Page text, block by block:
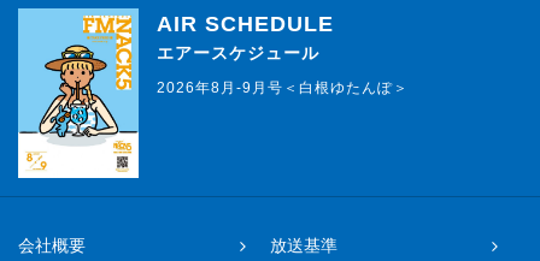
AIR SCHEDULE
エアースケジュール
2026年8月-9月号＜白根ゆたんぽ＞
会社概要
放送基準